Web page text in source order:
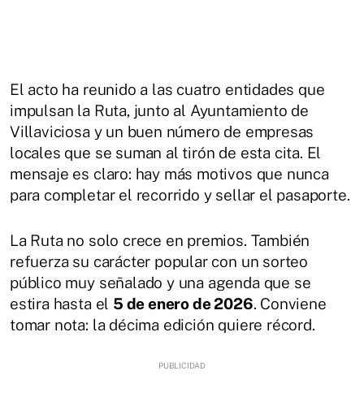
El acto ha reunido a las cuatro entidades que
impulsan la Ruta, junto al Ayuntamiento de
Villaviciosa y un buen número de empresas
locales que se suman al tirón de esta cita. El
mensaje es claro: hay más motivos que nunca
para completar el recorrido y sellar el pasaporte.
La Ruta no solo crece en premios. También
refuerza su carácter popular con un sorteo
público muy señalado y una agenda que se
estira hasta el 5 de enero de 2026. Conviene
tomar nota: la décima edición quiere récord.